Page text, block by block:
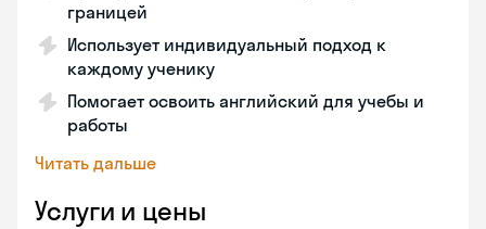
границей
Использует индивидуальный подход к
каждому ученику
Помогает освоить английский для учебы и
работы
Читать дальше
Услуги и цены